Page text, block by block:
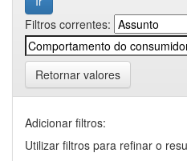
Filtros correntes:
Retornar valores
Adicionar filtros:
Utilizar filtros para refinar o